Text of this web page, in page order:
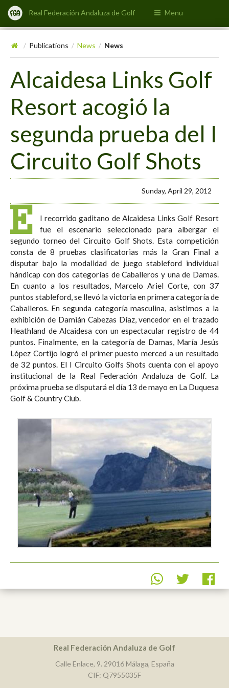
Real Federación Andaluza de Golf Menu
/ Publications / News / News
Alcaidesa Links Golf
Resort acogió la
segunda prueba del I
Circuito Golf Shots
Sunday, April 29, 2012
E
l recorrido gaditano de Alcaidesa Links Golf Resort
fue el escenario seleccionado para albergar el
segundo torneo del Circuito Golf Shots. Esta competición
consta de 8 pruebas clasificatorias más la Gran Final a
disputar bajo la modalidad de juego stableford individual
hándicap con dos categorías de Caballeros y una de Damas.
En cuanto a los resultados, Marcelo Ariel Corte, con 37
puntos stableford, se llevó la victoria en primera categoría de
Caballeros. En segunda categoría masculina, asistimos a la
exhibición de Damián Cabezas Díaz, vencedor en el trazado
Heathland de Alcaidesa con un espectacular registro de 44
puntos. Finalmente, en la categoría de Damas, María Jesús
López Cortijo logró el primer puesto merced a un resultado
de 32 puntos. El I Circuito Golfs Shots cuenta con el apoyo
institucional de la Real Federación Andaluza de Golf. La
próxima prueba se disputará el día 13 de mayo en La Duquesa
Golf & Country Club.
Real Federación Andaluza de Golf
Calle Enlace, 9. 29016 Málaga, España
CIF: Q7955035F